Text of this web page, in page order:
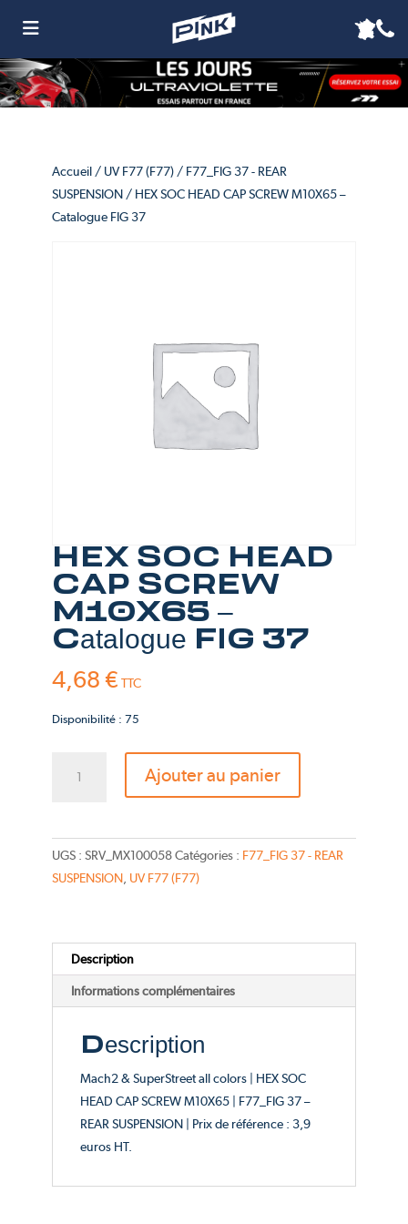
Accueil/ UV F77 (F77)/ F77_FIG 37 - REAR
SUSPENSION/ HEX SOC HEAD CAP SCREW M10X65 –
Catalogue FIG 37
HEX SOC HEAD
CAP SCREW
M10X65 –
Catalogue FIG 37
4,68 € TTC
Disponibilité : 75
HEAD
CAP
-
Catalogue
Ajouter au panier
UGS : SRV_MX100058 Catégories : F77_FIG 37 - REAR
SUSPENSION, UV F77 (F77)
Description
Informations complémentaires
Description
Mach2 & SuperStreet all colors | HEX SOC
HEAD CAP SCREW M10X65 | F77_FIG 37 –
REAR SUSPENSION | Prix de référence : 3,9
euros HT.